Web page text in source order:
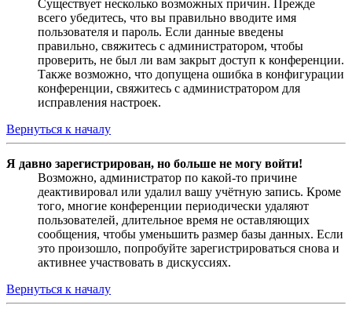
Существует несколько возможных причин. Прежде
всего убедитесь, что вы правильно вводите имя
пользователя и пароль. Если данные введены
правильно, свяжитесь с администратором, чтобы
проверить, не был ли вам закрыт доступ к конференции.
Также возможно, что допущена ошибка в конфигурации
конференции, свяжитесь с администратором для
исправления настроек.
Вернуться к началу
Я давно зарегистрирован, но больше не могу войти!
Возможно, администратор по какой-то причине
деактивировал или удалил вашу учётную запись. Кроме
того, многие конференции периодически удаляют
пользователей, длительное время не оставляющих
сообщения, чтобы уменьшить размер базы данных. Если
это произошло, попробуйте зарегистрироваться снова и
активнее участвовать в дискуссиях.
Вернуться к началу